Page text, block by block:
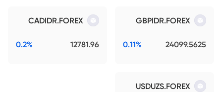
GBPIDR.FOREX
24099.5625
0.11%
CADIDR.FOREX
12781.96
0.2%
USDUZS.FOREX